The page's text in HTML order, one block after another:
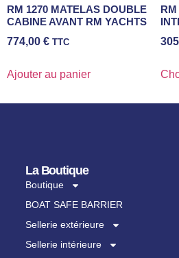
RM 1270 MATELAS DOUBLE
CABINE AVANT RM YACHTS
774,00 € TTC
Ajouter au panier
La Boutique
Boutique
BOAT SAFE BARRIER
Sellerie extérieure
Sellerie intérieure